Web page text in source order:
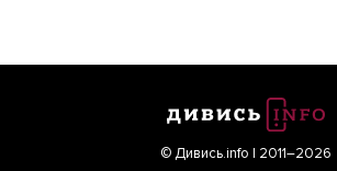
© Дивись.info | 2011–2026